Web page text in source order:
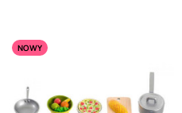
NOWY